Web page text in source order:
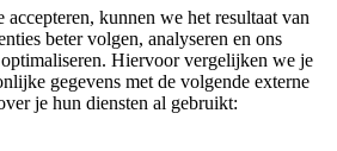
accepteren, kunnen we het resultaat van
beter volgen, analyseren en ons
Hiervoor vergelijken we je
gegevens met de volgende externe
je hun diensten al gebruikt: